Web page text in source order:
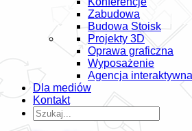
Zabudowa
Budowa Stoisk
Projekty 3D
Oprawa graficzna
Wyposażenie
Agencja
Dla mediów
Kontakt